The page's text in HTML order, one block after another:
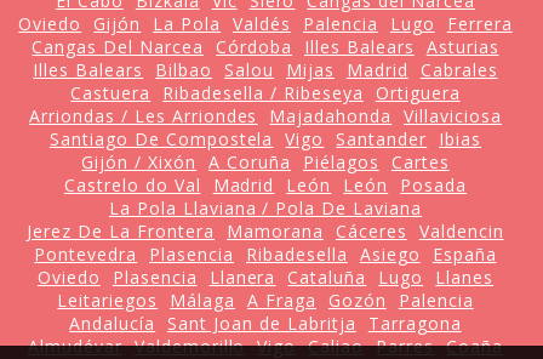
Oviedo
Gijón La Pola Valdés Palencia Lugo
Ferrera
Cangas Del Narcea
Córdoba Illes Balears
Asturias
Illes Balears
Bilbao Salou Mijas Madrid
Cabrales
Castuera
Ribadesella / Ribeseya
Ortiguera
Arriondas / Les Arriondes
Majadahonda
Villaviciosa
Santiago De Compostela
Vigo Santander
Ibias
Gijón / Xixón
A Coruña Piélagos
Cartes
Castrelo do Val
Madrid León León
Posada
La Pola Llaviana / Pola De Laviana
Jerez De La Frontera
Mamorana Cáceres
Valdencin
Pontevedra
Plasencia Ribadesella Asiego
España
Oviedo
Plasencia Llanera Cataluña Lugo
Llanes
Leitariegos
Málaga A Fraga Gozón
Palencia
Andalucía
Sant Joan de Labritja
Tarragona
Almudévar Valdemorillo Vigo Caliao Parres Coaña